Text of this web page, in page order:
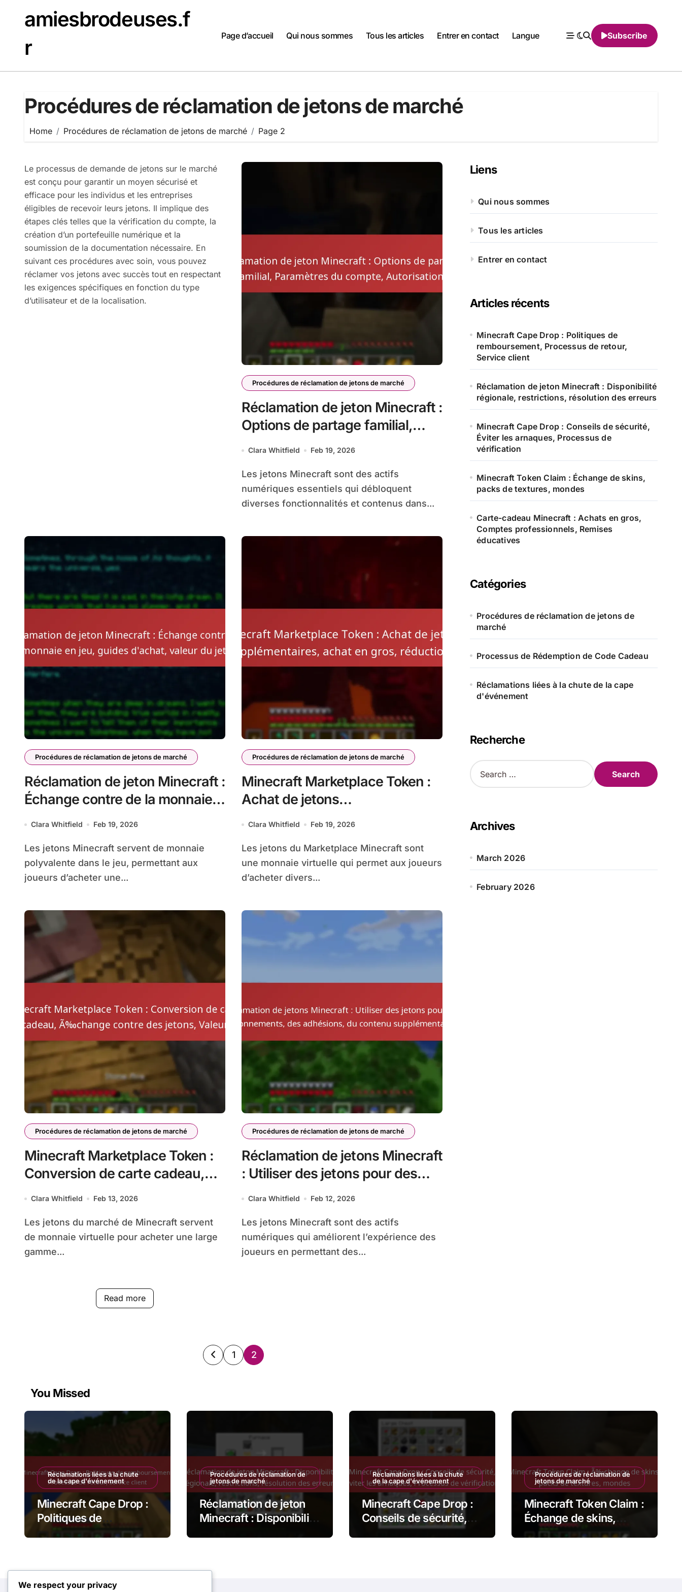
contentamiesbrodeuses.f
r
Page d’accueil Qui nous sommes Tous les articles Entrer en contact Langue Subscribe
Procédures de réclamation de jetons de marché
Home Procédures de réclamation de jetons de marché Page 2
Le processus de demande de jetons sur le marché
est conçu pour garantir un moyen sécurisé et
efficace pour les individus et les entreprises
éligibles de recevoir leurs jetons. Il implique des
étapes clés telles que la vérification du compte, la
création d’un portefeuille numérique et la
soumission de la documentation nécessaire. En
suivant ces procédures avec soin, vous pouvez
réclamer vos jetons avec succès tout en respectant
les exigences spécifiques en fonction du type
d’utilisateur et de la localisation.
Procédures de réclamation de jetons de marché
Réclamation de jeton Minecraft :
Options de partage familial,
Paramètres du compte,
Clara Whitfield Feb 19, 2026
Les jetons Minecraft sont des actifs
numériques essentiels qui débloquent
diverses fonctionnalités et contenus dans...
Procédures de réclamation de jetons de marché
Réclamation de jeton Minecraft :
Échange contre de la monnaie
en jeu, guides d’achat, valeur
Clara Whitfield Feb 19, 2026
Les jetons Minecraft servent de monnaie
polyvalente dans le jeu, permettant aux
joueurs d’acheter une...
Procédures de réclamation de jetons de marché
Minecraft Marketplace Token :
Achat de jetons
supplémentaires, achat en gros,
Clara Whitfield Feb 19, 2026
Les jetons du Marketplace Minecraft sont
une monnaie virtuelle qui permet aux joueurs
d’acheter divers...
Procédures de réclamation de jetons de marché
Minecraft Marketplace Token :
Conversion de carte cadeau,
Échange contre des jetons,
Clara Whitfield Feb 13, 2026
Les jetons du marché de Minecraft servent
de monnaie virtuelle pour acheter une large
gamme...
Procédures de réclamation de jetons de marché
Réclamation de jetons Minecraft
: Utiliser des jetons pour des
abonnements, des adhésions,
Clara Whitfield Feb 12, 2026
Les jetons Minecraft sont des actifs
numériques qui améliorent l’expérience des
joueurs en permettant des...
Read more
Posts
1 2
Liens
Qui nous sommes
Tous les articles
Entrer en contact
Articles récents
Minecraft Cape Drop : Politiques de
remboursement, Processus de retour,
Service client
Réclamation de jeton Minecraft : Disponibilité
régionale, restrictions, résolution des erreurs
Minecraft Cape Drop : Conseils de sécurité,
Éviter les arnaques, Processus de
vérification
Minecraft Token Claim : Échange de skins,
packs de textures, mondes
Carte-cadeau Minecraft : Achats en gros,
Comptes professionnels, Remises
éducatives
Catégories
Procédures de réclamation de jetons de
marché
Processus de Rédemption de Code Cadeau
Réclamations liées à la chute de la cape
d'événement
Recherche
S
e
h
f
r
Archives
March 2026
February 2026
You Missed
Réclamations liées à la chute
de la cape d'événement
Minecraft Cape Drop :
Politiques de
remboursement,
Procédures de réclamation de
jetons de marché
Réclamation de jeton
Minecraft : Disponibilité
Réclamations liées à la chute
de la cape d'événement
Minecraft Cape Drop :
Conseils de sécurité,
Éviter les arnaques,
Procédures de réclamation de
jetons de marché
Minecraft Token Claim :
Échange de skins,
packs de textures,
We respect your privacy